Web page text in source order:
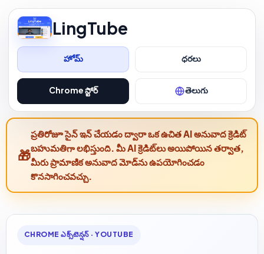
LingTube
హోమ్ ధరలు
Chrome స్టోర్ తెలుగు
ప్రతిరోజూ సైన్ ఇన్ చేయడం ద్వారా ఒక ఉచిత AI అనువాద క్రెడిట్
బహుమతిగా లభిస్తుంది. మీ AI క్రెడిట్‌లు అయిపోయిన తర్వాత,
మీరు ప్రామాణిక అనువాద మోడ్‌ను ఉపయోగించడం
కొనసాగించవచ్చు.
CHROME ఎక్స్‌టెన్షన్ · YOUTUBE